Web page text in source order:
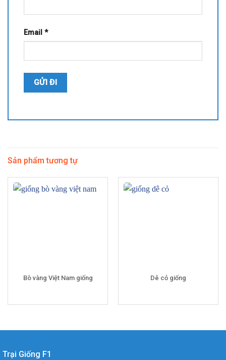
Email *
Sản phẩm tương tự
Bò vàng Việt Nam giống Dê cỏ giống
Trại Giống F1